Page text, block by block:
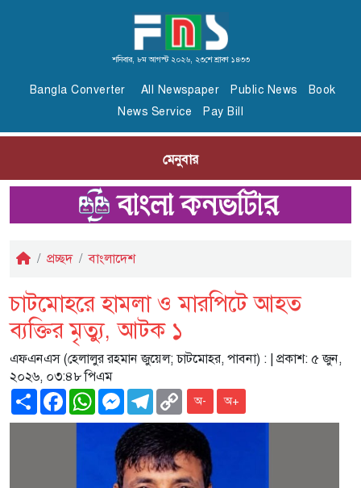
শনিবার, ৮ম আগস্ট ২০২৬, ২৩শে শ্রাবণ ১৪৩৩
Bangla Converter All Newspaper Public News
Book
News Service
Pay Bill
মেনুবার
প্রচ্ছদ বাংলাদেশ
চাটমোহরে হামলা ও মারপিটে আহত
ব্যক্তির মৃত্যু, আটক ১
এফএনএস (হেলালুর রহমান জুয়েল; চাটমোহর, পাবনা) : | প্রকাশ: ৫ জুন,
২০২৬, ০৩:৪৮ পিএম
ShareFacebookWhatsAppMessenger
Telegram
Copy
Link
অ- অ+